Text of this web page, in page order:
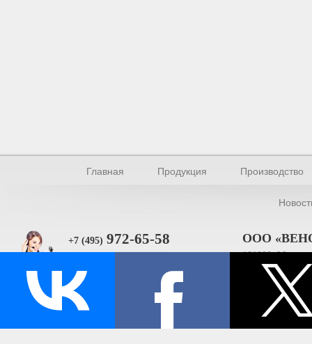
Главная Продукция Производство
+7 (495) 972-65-58 ООО
101000,
ИНН
© Производство уплотнителей и профилей 2026.